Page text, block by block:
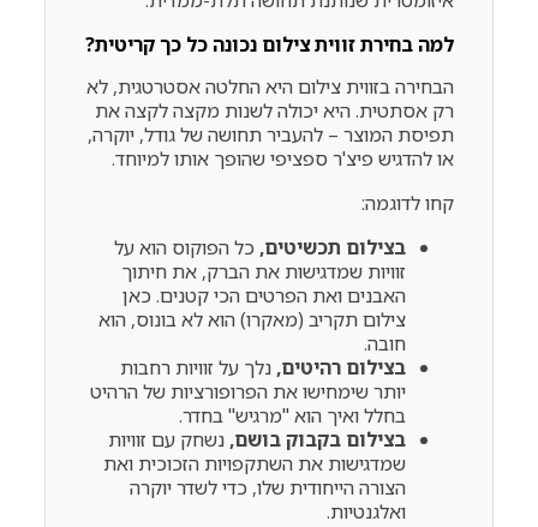
למה בחירת זווית צילום נכונה כל כך קריטית?
הבחירה בזווית צילום היא החלטה אסטרטגית, לא
רק אסתטית. היא יכולה לשנות מקצה לקצה את
תפיסת המוצר – להעביר תחושה של גודל, יוקרה,
או להדגיש פיצ'ר ספציפי שהופך אותו למיוחד.
קחו לדוגמה:
בצילום תכשיטים, כל הפוקוס הוא על
זוויות שמדגישות את הברק, את חיתוך
האבנים ואת הפרטים הכי קטנים. כאן
צילום תקריב (מאקרו) הוא לא בונוס, הוא
חובה.
בצילום רהיטים, נלך על זוויות רחבות
יותר שימחישו את הפרופורציות של הרהיט
בחלל ואיך הוא "מרגיש" בחדר.
בצילום בקבוק בושם, נשחק עם זוויות
שמדגישות את השתקפויות הזכוכית ואת
הצורה הייחודית שלו, כדי לשדר יוקרה
ואלגנטיות.